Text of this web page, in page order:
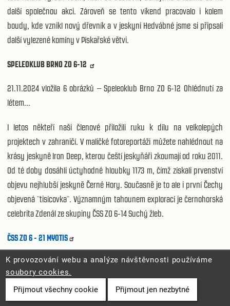
další společnou akci. Zároveň se tento víkend pracovalo i kolem
boudy, kde vznikl nový dřevník a v jeskyni Hedvábné jsme si připsali
další vylezené komíny v Pískařské větvi.
SPELEOKLUB BRNO ZO 6-12
21.11.2024 vložila 6 obrázků – Speleoklub Brno ZO 6-12 Ohlédnutí za
létem...
I letos někteří naši členové přiložili ruku k dílu na velkolepých
projektech v zahraničí. V maličké fotoreportáži můžete nahlédnout na
krásy jeskyně Iron Deep, kterou čeští jeskyňáři zkoumají od roku 2011.
Od té doby dosáhli úctyhodné hloubky 1173 m, čímž získali prvenství
objevu nejhlubší jeskyně Černé Hory. Současně je to ale i první Čechy
objevená ¨tisícovka¨. Významným tahounem explorací je černohorská
celebrita Zdenál ze skupiny ČSS ZO 6-14 Suchý žleb.
ČSS ZO 6 - 21 MYOTIS
24.11.2024 Exkurze: Vintoky
23.11.2024 Exkurze: Sedmnáctka, Ševčíkův závrt
K provozování webu a analýze návštěvnosti používáme
soubory cookies.
Přijmout všechny cookie
Přijmout jen nezbytné